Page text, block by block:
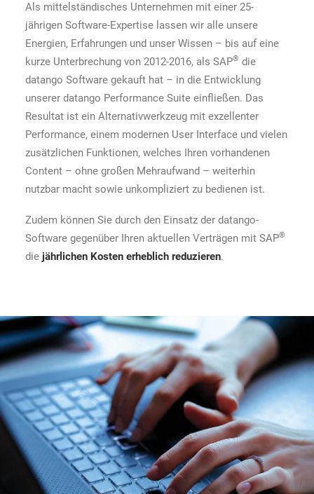
Als mittelständisches Unternehmen mit einer 25-
jährigen Software-Expertise lassen wir alle unsere
Energien, Erfahrungen und unser Wissen – bis auf eine
kurze Unterbrechung von 2012-2016, als SAP® die
datango Software gekauft hat – in die Entwicklung
unserer datango Performance Suite einfließen. Das
Resultat ist ein Alternativwerkzeug mit exzellenter
Performance, einem modernen User Interface und vielen
zusätzlichen Funktionen, welches Ihren vorhandenen
Content – ohne großen Mehraufwand – weiterhin
nutzbar macht sowie unkompliziert zu bedienen ist.
Zudem können Sie durch den Einsatz der datango-
Software gegenüber Ihren aktuellen Verträgen mit SAP®
die jährlichen Kosten erheblich reduzieren.